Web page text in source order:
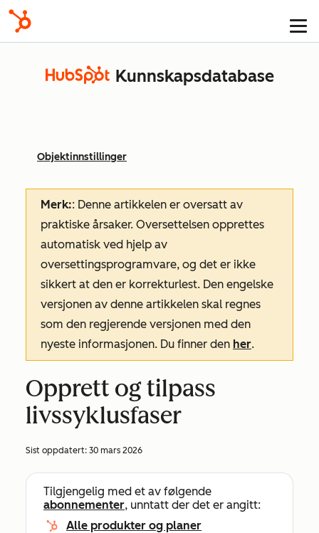
Kunnskapsdatabase
Objektinnstillinger
Merk:: Denne artikkelen er oversatt av
praktiske årsaker. Oversettelsen opprettes
automatisk ved hjelp av
oversettingsprogramvare, og det er ikke
sikkert at den er korrekturlest. Den engelske
versjonen av denne artikkelen skal regnes
som den regjerende versjonen med den
nyeste informasjonen. Du finner den her.
Opprett og tilpass
livssyklusfaser
Sist oppdatert: 30 mars 2026
Tilgjengelig med et av følgende
abonnementer, unntatt der det er angitt:
Alle produkter og planer